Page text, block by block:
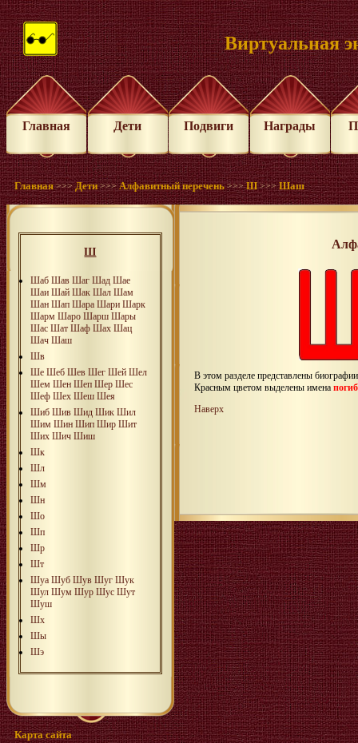
Виртуальная
Главная Дети Подвиги Награды
Главная >>>Дети >>>Алфавитный перечень >>>Ш >>>Шаш
Ш
Шаб Шав Шаг Шад Шае
Шаи Шай Шак Шал Шам
Шан Шап Шара Шари Шарк
Шарм Шаро Шарш Шары
Шас Шат Шаф Шах Шац
Шач Шаш
Шв
Ше Шеб Шев Шег Шей Шел
Шем Шен Шеп Шер Шес
Шеф Шех Шеш Шея
Шиб Шив Шид Шик Шил
Шим Шин Шип Шир Шит
Ших Шич Шиш
Шк
Шл
Шм
Шн
Шо
Шп
Шр
Шт
Шуа Шуб Шув Шуг Шук
Шул Шум Шур Шус Шут
Шуш
Шх
Шы
Шэ
В этом разделе представлены
Красным цветом выделены имена
Наверх
Карта сайта